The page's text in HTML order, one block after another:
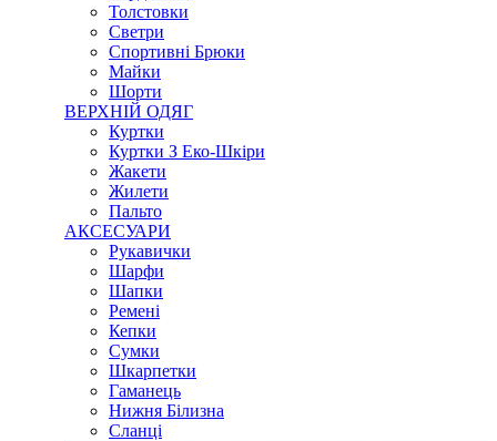
Толстовки
Светри
Спортивні Брюки
Майки
Шорти
ВЕРХНІЙ ОДЯГ
Куртки
Куртки З Еко-Шкіри
Жакети
Жилети
Пальто
АКСЕСУАРИ
Рукавички
Шарфи
Шапки
Ремені
Кепки
Сумки
Шкарпетки
Гаманець
Нижня Білизна
Сланці